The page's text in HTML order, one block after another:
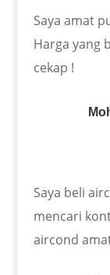
Saya amat
Harga yang
cekap !
Saya beli
mencari
aircond